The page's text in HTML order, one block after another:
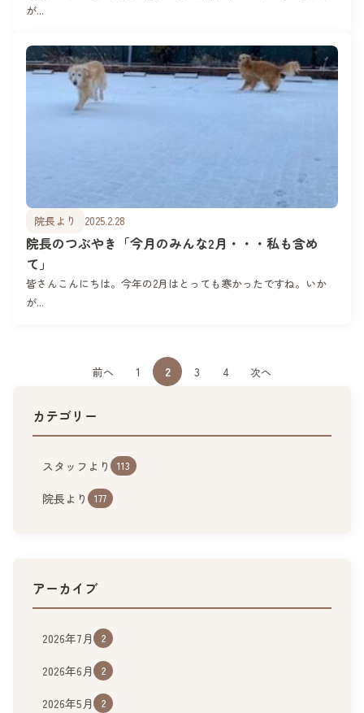
が...
院長より 2025.2.28
院長のつぶやき「今月のみんな2月・・・私も含め
て」
皆さんこんにちは。今年の2月はとっても寒かったですね。いか
が...
前へ 1 2 3 4 次へ
カテゴリー
スタッフより 113
院長より 177
アーカイブ
2026年7月 2
2026年6月 2
2026年5月 2